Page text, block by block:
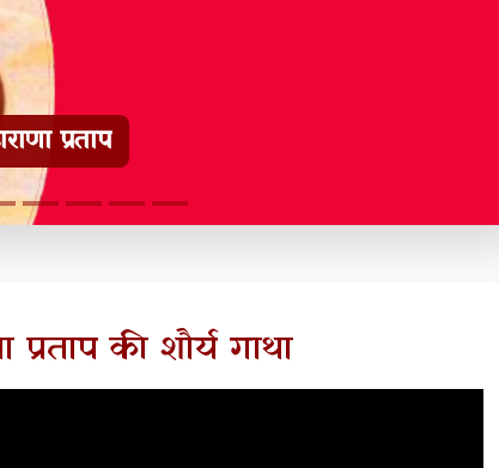
टूरिस्ट गाइड
प्रताप की शौर्य गाथा